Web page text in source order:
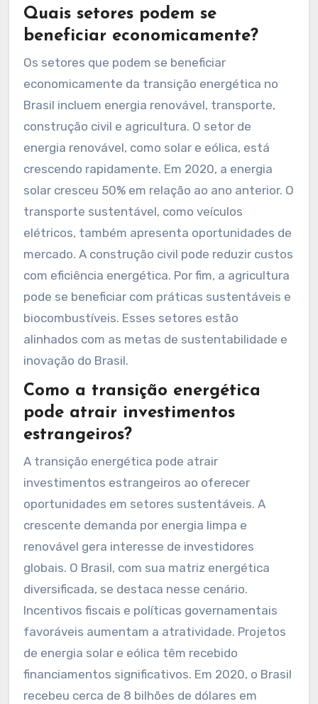
Segundo o relatório da Agência Internacional de
Energia, o Brasil pode se tornar um líder em
energia limpa. Isso pode resultar em
crescimento econômico sustentável e
diversificação da matriz energética.
Quais setores podem se
beneficiar economicamente?
Os setores que podem se beneficiar
economicamente da transição energética no
Brasil incluem energia renovável, transporte,
construção civil e agricultura. O setor de
energia renovável, como solar e eólica, está
crescendo rapidamente. Em 2020, a energia
solar cresceu 50% em relação ao ano anterior. O
transporte sustentável, como veículos
elétricos, também apresenta oportunidades de
com eficiência energética. Por fim, a agricultura
pode se beneficiar com práticas sustentáveis e
biocombustíveis. Esses setores estão
alinhados com as metas de sustentabilidade e
inovação do Brasil.
Como a transição energética
pode atrair investimentos
estrangeiros?
A transição energética pode atrair
investimentos estrangeiros ao oferecer
oportunidades em setores sustentáveis. A
crescente demanda por energia limpa e
renovável gera interesse de investidores
globais. O Brasil, com sua matriz energética